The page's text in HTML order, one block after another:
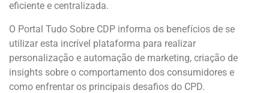
eficiente e centralizada.
O Portal Tudo Sobre CDP informa os benefícios de se
utilizar esta incrível plataforma para realizar
personalização e automação de marketing, criação de
insights sobre o comportamento dos consumidores e
como enfrentar os principais desafios do CPD.